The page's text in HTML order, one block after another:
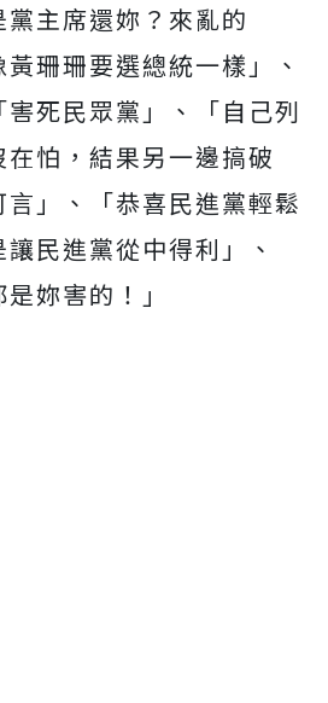
主席還妳？來亂的
珊珊要選總統一樣」、
害死民眾黨」、「自己列
怕，結果另一邊搞破
」、「恭喜民進黨輕鬆
民進黨從中得利」、
妳害的！」